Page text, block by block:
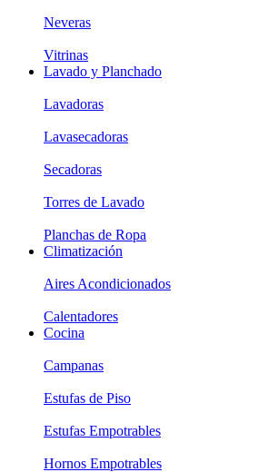
Neveras
Vitrinas
Lavado y Planchado
Lavadoras
Lavasecadoras
Secadoras
Torres de Lavado
Planchas de Ropa
Climatización
Aires Acondicionados
Calentadores
Cocina
Campanas
Estufas de Piso
Estufas Empotrables
Hornos Empotrables